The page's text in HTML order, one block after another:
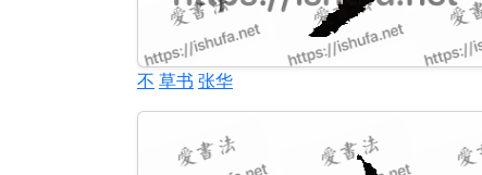
不 草书 张华